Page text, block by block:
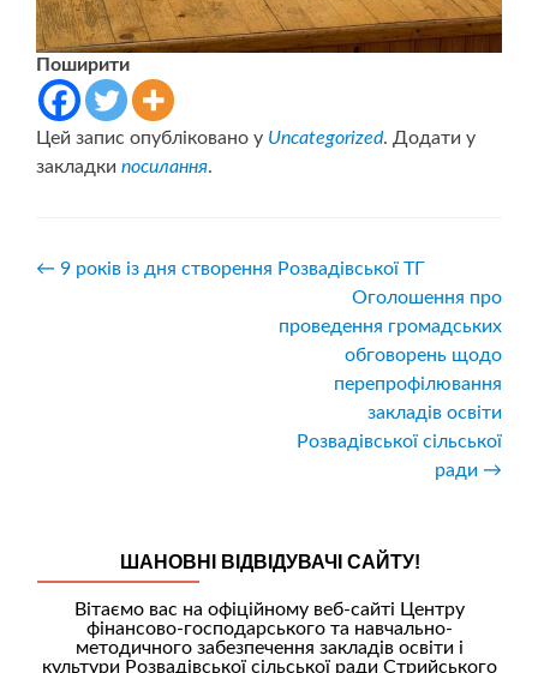
Поширити
Цей запис опубліковано у Uncategorized. Додати у
закладки посилання.
Навігація
← 9 років із дня створення Розвадівської ТГ
Оголошення про
проведення громадських
обговорень щодо
перепрофілювання
закладів освіти
Розвадівської сільської
ради →
ШАНОВНІ ВІДВІДУВАЧІ САЙТУ!
Вітаємо вас на офіційному веб-сайті Центру
фінансово-господарського та навчально-
методичного забезпечення закладів освіти і
культури Розвадівської сільської ради Стрийського